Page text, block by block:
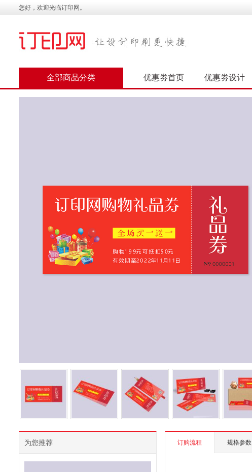
您好，欢迎光临订印网。
全部商品分类 优惠劵首页 优惠劵设计
为您推荐 订购流程 规格参数